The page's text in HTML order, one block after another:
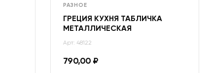
РАЗНОЕ
ГРЕЦИЯ КУХНЯ ТАБЛИЧКА
МЕТАЛЛИЧЕСКАЯ
Арт: 48122
790,00 ₽